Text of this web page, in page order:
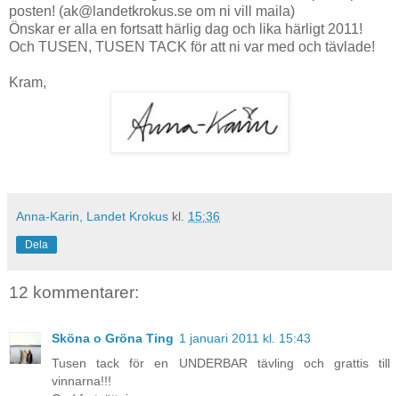
posten! (ak@landetkrokus.se om ni vill maila)
Önskar er alla en fortsatt härlig dag och lika härligt 2011!
Och TUSEN, TUSEN TACK för att ni var med och tävlade!
Kram,
Anna-Karin, Landet Krokus kl. 15:36
Dela
12 kommentarer:
Sköna o Gröna Ting 1 januari 2011 kl. 15:43
Tusen tack för en UNDERBAR tävling och grattis till
vinnarna!!!